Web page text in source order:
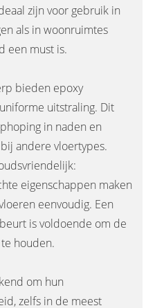
zijn voor gebruik in
als in woonruimtes
een must is.
bieden epoxy
uitstraling. Dit
in naden en
andere vloertypes.
eigenschappen maken
eenvoudig. Een
is voldoende om de
houden.
om hun
zelfs in de meest